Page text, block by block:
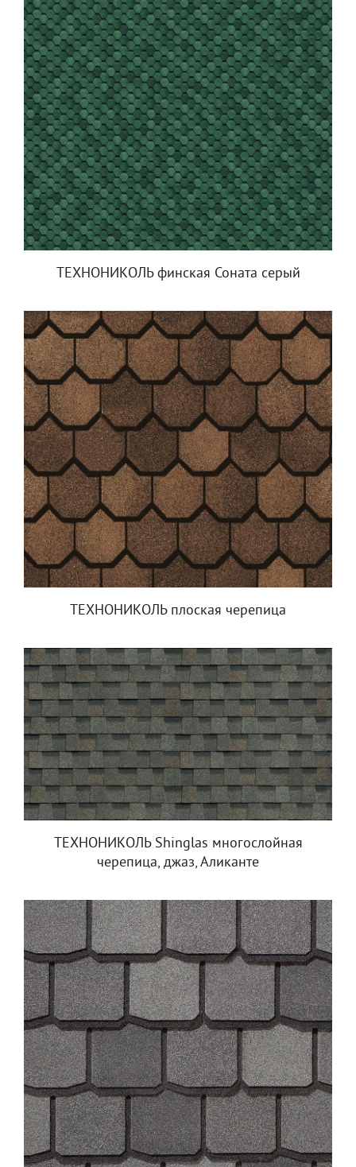
ТЕХНОНИКОЛЬ финская Соната серый
ТЕХНОНИКОЛЬ плоская черепица
ТЕХНОНИКОЛЬ Shinglas многослойная
черепица, джаз, Аликанте